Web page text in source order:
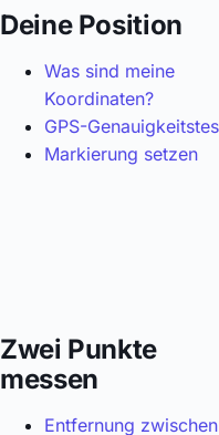
Deine Position
Was sind meine
Koordinaten?
GPS-
Markierung setzen
Zwei Punkte
messen
Entfernung zwischen